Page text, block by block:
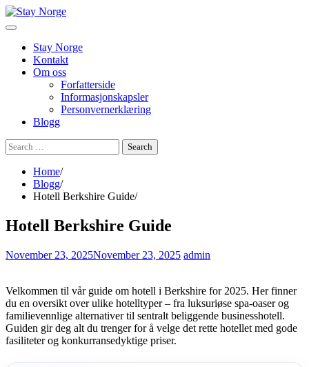
Skip
to
Stay Norge
Kontakt
Om oss
Forfatterside
Informasjonskapsler
Personvernerklæring
Blogg
Search
for:
Home
Blogg
Hotell Berkshire Guide
Hotell Berkshire Guide
November 23, 2025November 23, 2025 admin
Velkommen til vår guide om hotell i Berkshire for 2025. Her finner
du en oversikt over ulike hotelltyper – fra luksuriøse spa-oaser og
familievennlige alternativer til sentralt beliggende businesshotell.
Guiden gir deg alt du trenger for å velge det rette hotellet med gode
fasiliteter og konkurransedyktige priser.